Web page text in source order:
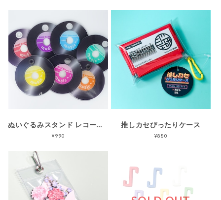
ぬいぐるみスタンド レコードver.
¥990
推しカセぴったりケース
¥880